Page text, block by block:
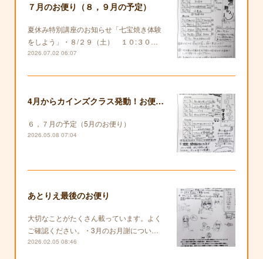
７月のお便り（８，９月の予定）
夏休み特別講座のお知らせ「七宝焼き体験
をしよう」・８/２９（土） １０:３０…
2026.07.02 06:07
4月からカインズクラス発動！お便りも復活します！
６，７月の予定（5月のお便り）
2026.05.08 07:04
あとりえ最後のお便り
大切なことがたくさん載っています。よく
ご確認ください。・3月のお月謝につい…
2026.02.05 08:46